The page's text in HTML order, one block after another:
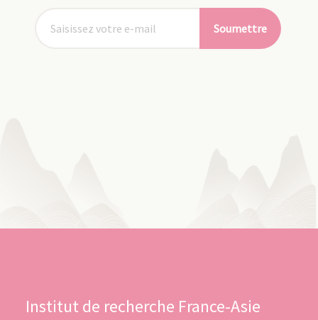
Soumettre
Institut de recherche France-Asie